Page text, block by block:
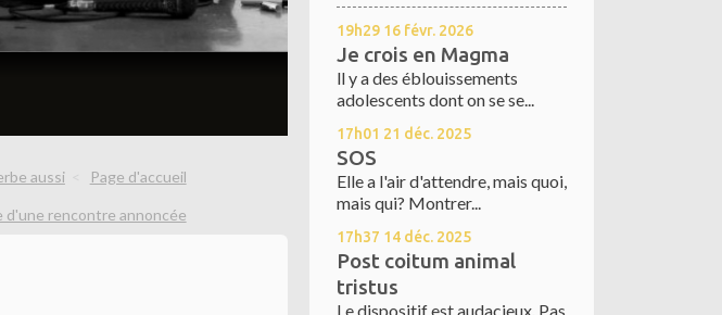
aussi Page d'accueil
d'une rencontre annoncée
19h29 16 févr. 2026
Je crois en Magma
ll y a des éblouissements
adolescents dont on se se...
17h01 21 déc. 2025
SOS
Elle a l'air d'attendre, mais quoi,
mais qui? Montrer...
17h37 14 déc. 2025
Post coitum animal
tristus
Le dispositif est audacieux. Pas